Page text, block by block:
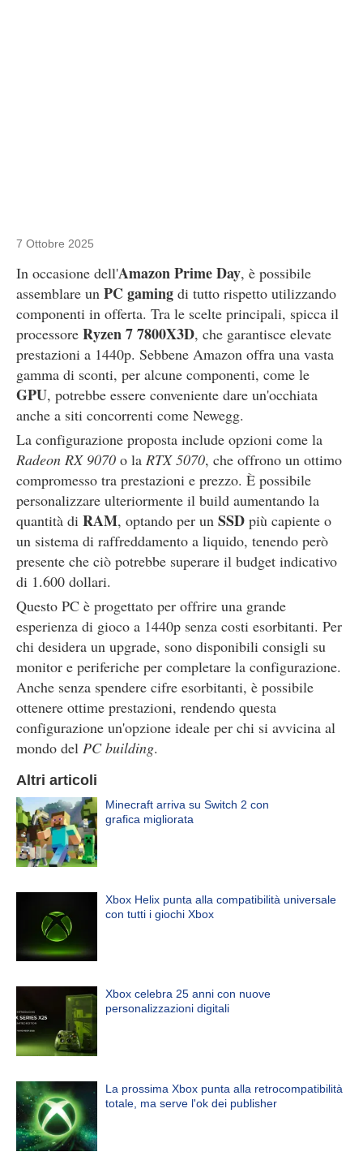
7 Ottobre 2025
In occasione dell'Amazon Prime Day, è possibile
assemblare un PC gaming di tutto rispetto utilizzando
componenti in offerta. Tra le scelte principali, spicca il
processore Ryzen 7 7800X3D, che garantisce elevate
prestazioni a 1440p. Sebbene Amazon offra una vasta
gamma di sconti, per alcune componenti, come le
GPU, potrebbe essere conveniente dare un'occhiata
anche a siti concorrenti come Newegg.
La configurazione proposta include opzioni come la
Radeon RX 9070 o la RTX 5070, che offrono un ottimo
compromesso tra prestazioni e prezzo. È possibile
personalizzare ulteriormente il build aumentando la
quantità di RAM, optando per un SSD più capiente o
un sistema di raffreddamento a liquido, tenendo però
presente che ciò potrebbe superare il budget indicativo
di 1.600 dollari.
Questo PC è progettato per offrire una grande
esperienza di gioco a 1440p senza costi esorbitanti. Per
chi desidera un upgrade, sono disponibili consigli su
monitor e periferiche per completare la configurazione.
Anche senza spendere cifre esorbitanti, è possibile
ottenere ottime prestazioni, rendendo questa
configurazione un'opzione ideale per chi si avvicina al
mondo del PC building.
Altri articoli
Minecraft arriva su Switch 2 con
grafica migliorata
Xbox Helix punta alla compatibilità universale
con tutti i giochi Xbox
Xbox celebra 25 anni con nuove
personalizzazioni digitali
La prossima Xbox punta alla retrocompatibilità
totale, ma serve l'ok dei publisher